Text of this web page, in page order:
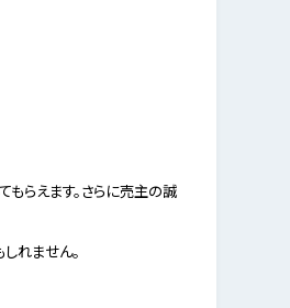
らえます。さらに売主の誠
れません。